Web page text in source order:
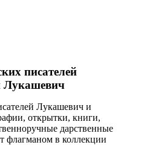
писателей
Лукашевич
Лукашевич и
открытки, книги,
дарственные
флагманом в коллекции